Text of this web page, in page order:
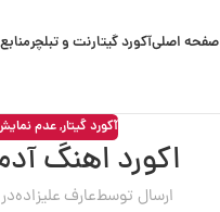
صفحه اصلیآکورد گیتارنت و تبلچر
آکورد گیتار,عدم
اکورد اهنگ
ارسال توسطعارف علیزادهدر